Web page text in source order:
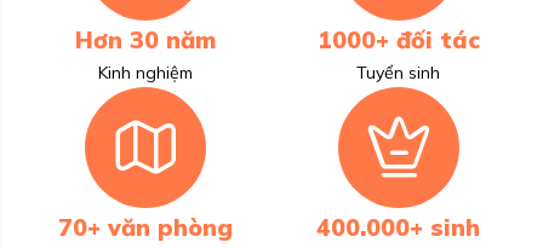
Hơn 30 năm
Kinh nghiệm
1000+ đối tác
Tuyển sinh
70+ văn phòng
400.000+ sinh